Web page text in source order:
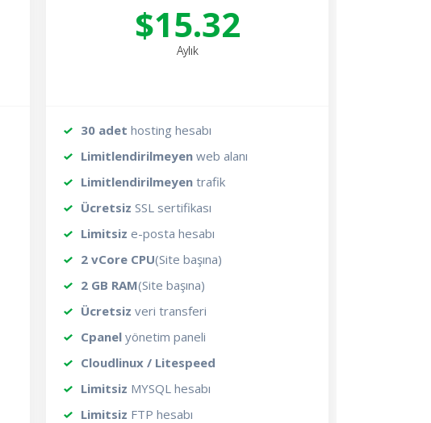
$15.32
Aylık
30 adet hosting hesabı
Limitlendirilmeyen web alanı
Limitlendirilmeyen trafik
Ücretsiz SSL sertifikası
Limitsiz e-posta hesabı
2 vCore CPU(Site başına)
2 GB RAM(Site başına)
Ücretsiz veri transferi
Cpanel yönetim paneli
Cloudlinux / Litespeed
Limitsiz MYSQL hesabı
Limitsiz FTP hesabı